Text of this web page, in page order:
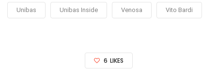
Unibas Unibas Inside Venosa Vito Bardi
6 LIKES